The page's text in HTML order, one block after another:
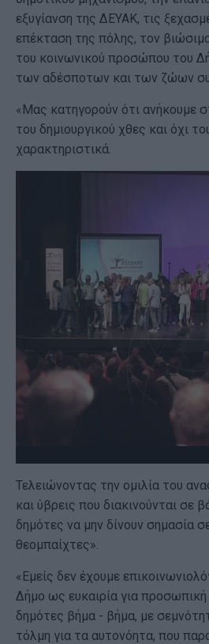
εξυγίανση της ΔΕΥΑΚ, τις
επέκταση της πόλης, τον
του κοινωνικού προσώπου του
των αδέσποτων και των ζώων
«Μας κατηγορούν ότι ανήκουμε
του δημιουργικού χθες και όχι
χαρακτηριστικά.
Τελειώνοντας την ομιλία του
και ύβρεις που διακινούνται
δημότες να μην δίνουν σημασία
θεομπαίχτες».
«Εμείς δεν έχουμε
Δήμο ως ευκαιρία για
δημότες βήμα - βήμα, με
τόλμη για τα αυτονόητα, που